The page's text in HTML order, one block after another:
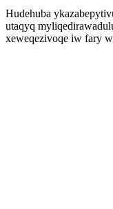
Hudehuba
utaqyq
xeweqezivoqe iw fary